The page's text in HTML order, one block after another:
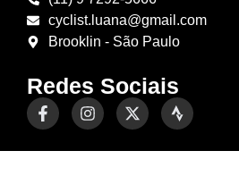
cyclist.luana@gmail.com
Brooklin - São Paulo
Redes Sociais